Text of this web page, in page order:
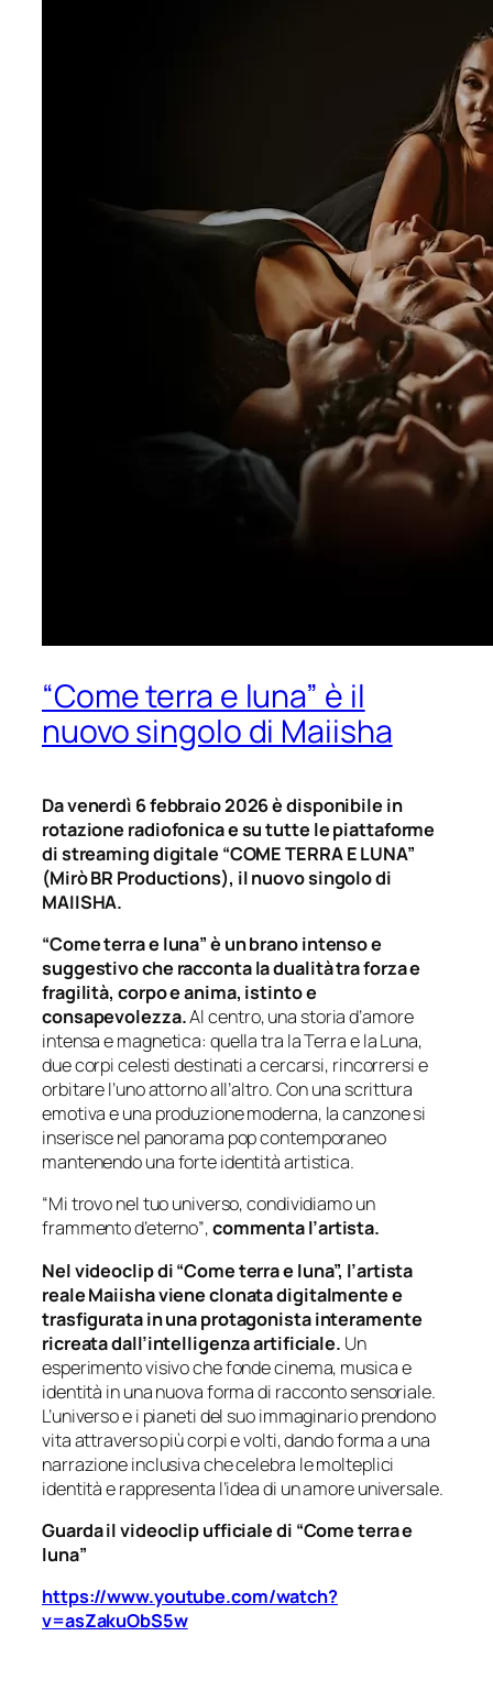
“Come terra e luna” è il
nuovo singolo di Maiisha
Da venerdì 6 febbraio 2026 è disponibile in
rotazione radiofonica e su tutte le piattaforme
di streaming digitale “COME TERRA E LUNA”
(Mirò BR Productions), il nuovo singolo di
MAIISHA.
“Come terra e luna” è un brano intenso e
suggestivo che racconta la dualità tra forza e
fragilità, corpo e anima, istinto e
consapevolezza.Al centro, una storia d’amore
intensa e magnetica: quella tra la Terra e la Luna,
due corpi celesti destinati a cercarsi, rincorrersi e
orbitare l’uno attorno all’altro. Con una scrittura
emotiva e una produzione moderna, la canzone si
inserisce nel panorama pop contemporaneo
mantenendo una forte identità artistica.
“Mi trovo nel tuo universo, condividiamo un
frammento d’eterno”,commenta l’artista.
Nel videoclip di “Come terra e luna”, l’artista
reale Maiisha viene clonata digitalmente e
trasfigurata in una protagonista interamente
ricreata dall’intelligenza artificiale. Un
esperimento visivo che fonde cinema, musica e
identità in una nuova forma di racconto sensoriale.
L’universo e i pianeti del suo immaginario prendono
vita attraverso più corpi e volti, dando forma a una
narrazione inclusiva che celebra le molteplici
identità e rappresenta l’idea di un amore universale.
Guarda il videoclip ufficiale di “Come terra e
luna”
https://www.youtube.com/watch?
v=asZakuObS5w